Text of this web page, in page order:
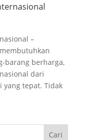
–
barang berharga,
dari
yang tepat. Tidak
Cari